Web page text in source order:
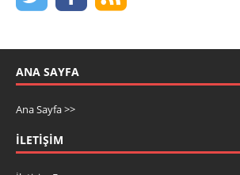
ANA SAYFA
Ana Sayfa >>
İLETIŞIM